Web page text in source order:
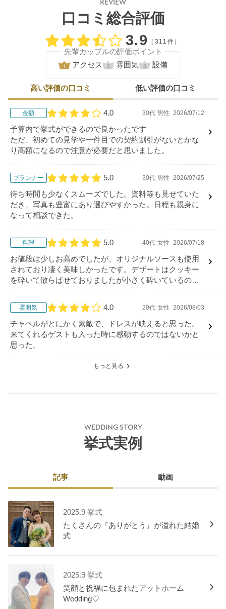
REVIEW
口コミ総合評価
口コミ評価
3.9 （311件）
先輩カップルの評価ポイント
アクセス
雰囲気 設備
高い評価の口コミ 低い評価の口コミ
金額
口コミ評価
4.0 30代 男性 2026/07/12
予算内で挙式ができるので良かったです
ただ、初めての見学や一件目での契約割引がないとかな
り高額になるので注意が必要だと思いました。
プランナー
口コミ評価
5.0 30代 男性 2026/07/25
待ち時間も少なくスムーズでした。資料等も見せていた
だき、写真も豊富にあり選びやすかった。日程も親身に
なって相談できた。
料理
口コミ評価
5.0 40代 女性 2026/07/18
お値段は少しお高めでしたが、オリジナルソースも使用
されており凄く美味しかったです。デザートはクッキー
を砕いて散らばせておりましたが小さく砕いているのと
かったです
雰囲気
口コミ評価
4.0 20代 女性 2026/08/03
チャペルがとにかく素敵で、ドレスが映えると思った。
来てくれるゲストも入った時に感動するのではないかと
思った。
もっと見る
WEDDING STORY
挙式実例
記事 動画
2025.9 挙式
たくさんの『ありがとう』が溢れた結婚
式
2025.9 挙式
笑顔と祝福に包まれたアットホーム
Wedding♡